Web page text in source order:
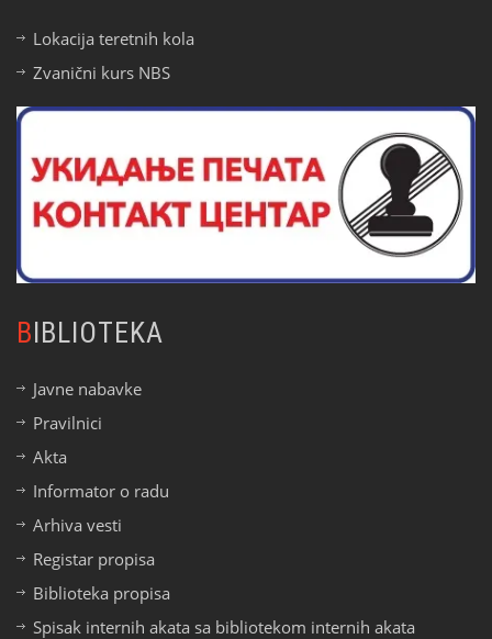
Lokacija teretnih kola
Zvanični kurs NBS
BIBLIOTEKA
Javne nabavke
Pravilnici
Akta
Informator o radu
Arhiva vesti
Registar propisa
Biblioteka propisa
Spisak internih akata sa bibliotekom internih akata